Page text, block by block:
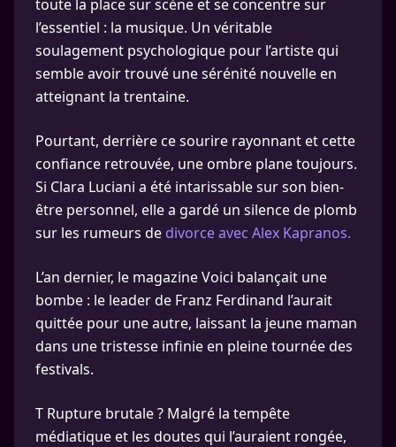
toute la place sur scène et se concentre sur
l’essentiel : la musique. Un véritable
soulagement psychologique pour l’artiste qui
semble avoir trouvé une sérénité nouvelle en
atteignant la trentaine.
Pourtant, derrière ce sourire rayonnant et cette
confiance retrouvée, une ombre plane toujours.
Si Clara Luciani a été intarissable sur son bien-
être personnel, elle a gardé un silence de plomb
sur les rumeurs de divorce avec Alex Kapranos.
L’an dernier, le magazine Voici balançait une
bombe : le leader de Franz Ferdinand l’aurait
quittée pour une autre, laissant la jeune maman
dans une tristesse infinie en pleine tournée des
festivals.
T Rupture brutale ? Malgré la tempête
médiatique et les doutes qui l’auraient rongée,